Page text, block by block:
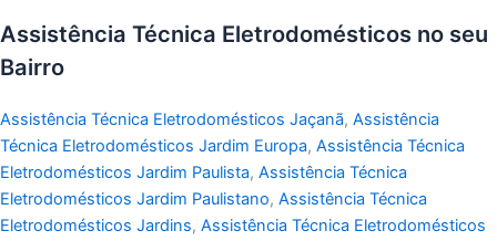
Assistência Técnica Eletrodomésticos no seu
Bairro
Assistência Técnica Eletrodomésticos Jaçanã, Assistência
Técnica Eletrodomésticos Jardim Europa, Assistência Técnica
Eletrodomésticos Jardim Paulista, Assistência Técnica
Eletrodomésticos Jardim Paulistano, Assistência Técnica
Eletrodomésticos Jardins, Assistência Técnica Eletrodomésticos